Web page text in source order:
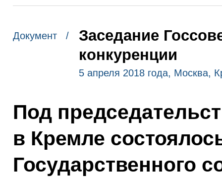
Документ /
Заседание
конкуренции
5 апреля 2018 года, Москва,
Под
в Кремле
Государственного